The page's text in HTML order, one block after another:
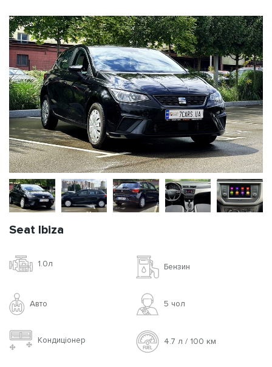
Seat Ibiza
1.0л Бензин
Авто 5 чoл
Кондиціонер 4.7 л / 100 км